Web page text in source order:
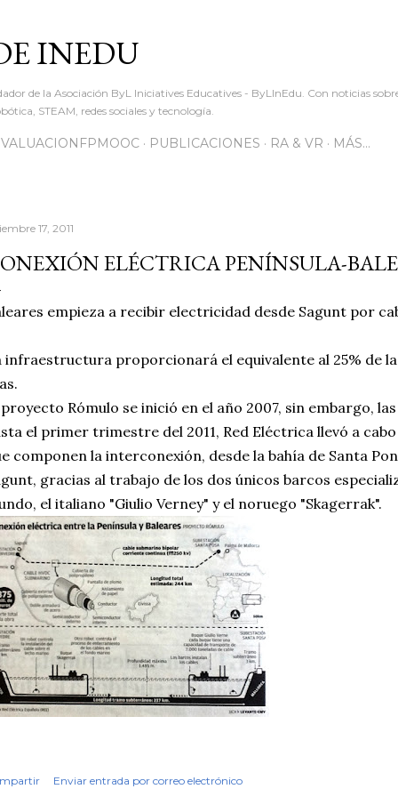
INEDU
de la Asociación ByL Iniciatives Educatives - ByLInEdu. Con noticias
STEAM, redes sociales y tecnología.
PUBLICACIONES RA & VR MÁS…
17, 2011
ELÉCTRICA PENÍNSULA-
empieza a recibir electricidad desde Sagunt por
infraestructura proporcionará el equivalente al 25% de
Rómulo se inició en el año 2007, sin embargo,
el primer trimestre del 2011, Red Eléctrica llevó a
componen la interconexión, desde la bahía de Santa
gracias al trabajo de los dos únicos barcos
el italiano "Giulio Verney" y el noruego "Skagerrak".
Enviar entrada por correo electrónico